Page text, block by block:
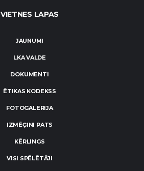
VIETNES LAPAS
JAUNUMI
LKA VALDE
DOKUMENTI
ĒTIKAS KODEKSS
FOTOGALERIJA
IZMĒĢINI PATS
KĒRLINGS
VISI SPĒLĒTĀJI